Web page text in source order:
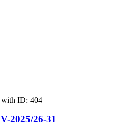
with ID: 404
2025/26-31